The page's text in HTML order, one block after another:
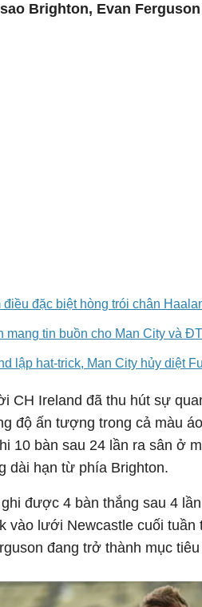
Brighton, Evan
điều đặc biệt hòng trói chân
mang tin buồn cho Man City và
lập hat-trick, Man City hủy diệt
CH Ireland đã thu hút sự
độ ấn tượng trong cả màu
10 bàn sau 24 lần ra sân ở
dài hạn từ phía Brighton.
được 4 bàn thắng sau 4
vào lưới Newcastle cuối
đang trở thành mục